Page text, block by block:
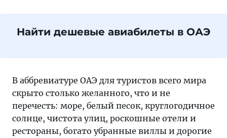
Найти дешевые авиабилеты в ОАЭ
В аббревиатуре ОАЭ для туристов всего мира
скрыто столько желанного, что и не
перечесть: море, белый песок, круглогодичное
солнце, чистота улиц, роскошные отели и
рестораны, богато убранные виллы и дорогие